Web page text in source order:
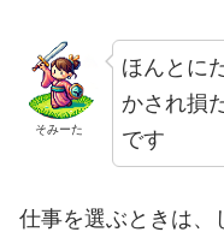
そみーた
ほんとに
かされ損
です
仕事を選ぶときは、